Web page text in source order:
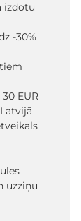
izdotu
-30%
EUR
uzziņu